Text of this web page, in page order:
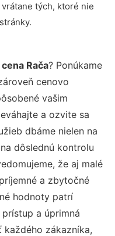
tých, ktoré nie
Rača? Ponúkame
cenovo
vašim
a ozvite sa
dbáme nielen na
dôslednú kontrolu
že aj malé
a zbytočné
hodnoty patrí
a úprimná
každého zákazníka,